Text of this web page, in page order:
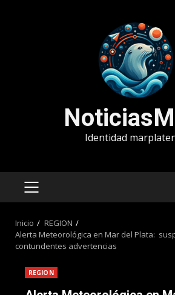
Identidad
MENÚ
Inicio
REGION
Alerta Meteorológica en Mar del Plata:
contundentes advertencias
REGION